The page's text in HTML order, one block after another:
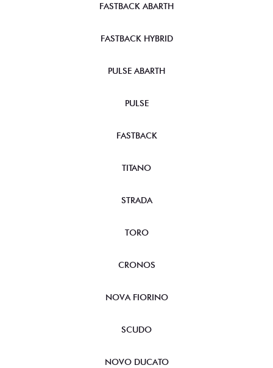
FASTBACK ABARTH
FASTBACK HYBRID
PULSE ABARTH
PULSE
FASTBACK
TITANO
STRADA
TORO
CRONOS
NOVA FIORINO
SCUDO
NOVO DUCATO